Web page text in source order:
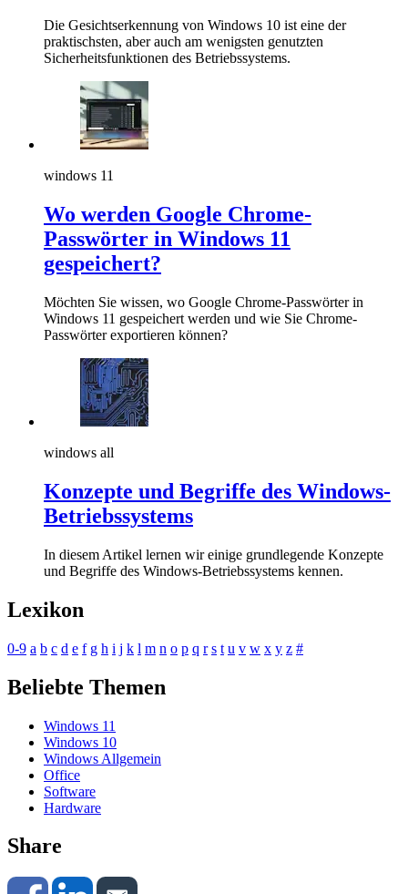
Die Gesichtserkennung von Windows 10 ist eine der
praktischsten, aber auch am wenigsten genutzten
Sicherheitsfunktionen des Betriebssystems.
windows 11
Wo werden Google Chrome-
Passwörter in Windows 11
gespeichert?
Möchten Sie wissen, wo Google Chrome-Passwörter in
Windows 11 gespeichert werden und wie Sie Chrome-
Passwörter exportieren können?
windows all
Konzepte und Begriffe des Windows-
Betriebssystems
In diesem Artikel lernen wir einige grundlegende Konzepte
und Begriffe des Windows-Betriebssystems kennen.
Lexikon
0-9 a b c d e f g h i j k l m n o p q r s t u v w x y z #
Beliebte Themen
Windows 11
Windows 10
Windows Allgemein
Office
Software
Hardware
Share